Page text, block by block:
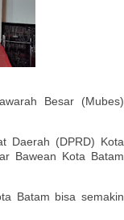
Besar (Mubes)
Daerah (DPRD) Kota
Bawean Kota Batam
Batam bisa semakin